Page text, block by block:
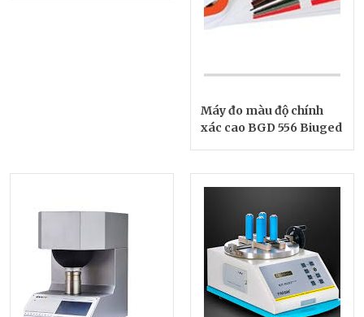
Máy đo màu độ chính
xác cao BGD 556 Biuged